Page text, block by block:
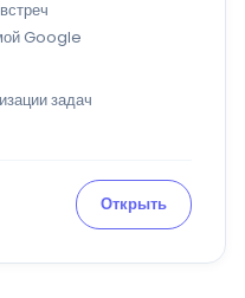
Google
задач
Открыть